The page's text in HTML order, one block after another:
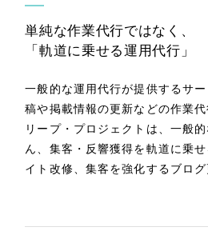
すべて （624件）
ブランドサイト・サ
求人・採用サイト （61
ECサイト（オンライ
ポータルサイト・メ
キャンペーン・プロ
単純な作業代行ではなく、
「軌道に乗せる運用代行」
一般的な運用代行が提供するサ
稿や掲載情報の更新などの作業代
リープ・プロジェクトは、一般
ん、集客・反響獲得を軌道に乗
イト改修、集客を強化するブログ